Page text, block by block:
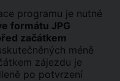
programu je nutné
formátu JPG
začátkem
méně
zájezdu je
po potvrzení